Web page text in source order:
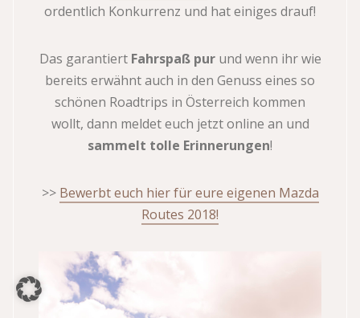
ordentlich Konkurrenz und hat einiges drauf!
Das garantiert Fahrspaß purund wenn ihr wie
bereits erwähnt auch in den Genuss eines so
schönen Roadtrips in Österreich kommen
wollt, dann meldet euch jetzt online an und
sammelt tolle Erinnerungen!
>> Bewerbt euch hier für eure eigenen Mazda
Routes 2018!